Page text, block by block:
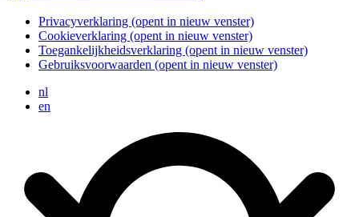
Privacyverklaring (opent in nieuw venster)
Cookieverklaring (opent in nieuw venster)
Toegankelijkheidsverklaring (opent in nieuw venster)
Gebruiksvoorwaarden (opent in nieuw venster)
nl
en